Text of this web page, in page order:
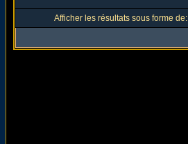
Afficher les résultats sous forme de: